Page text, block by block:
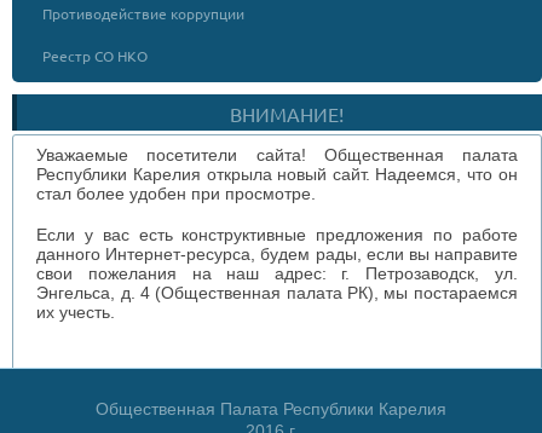
Противодействие коррупции
Реестр СО НКО
ВНИМАНИЕ!
Уважаемые посетители сайта! Общественная палата
Республики Карелия открыла новый сайт. Надеемся, что он
стал более удобен при просмотре.
Если у вас есть конструктивные предложения по работе
данного Интернет-ресурса, будем рады, если вы направите
свои пожелания на наш адрес: г. Петрозаводск, ул.
Энгельса, д. 4 (Общественная палата РК), мы постараемся
их учесть.
Общественная Палата Республики Карелия